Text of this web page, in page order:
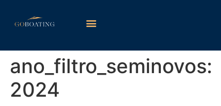
ano_filtro_seminovos:
2024